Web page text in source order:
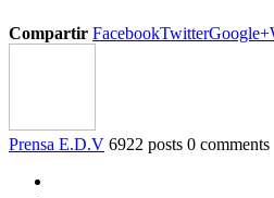
Compartir FacebookTwitterGoogle+
Prensa E.D.V 6922 posts 0 comments